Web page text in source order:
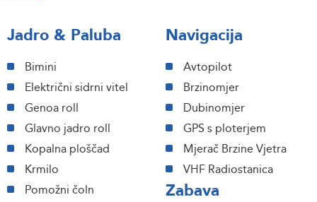
Jadro & Paluba
Bimini
Električni sidrni vitel
Genoa roll
Glavno jadro roll
Kopalna ploščad
Krmilo
Pomožni čoln
Navigacija
Avtopilot
Brzinomjer
Dubinomjer
GPS s ploterjem
Mjerač Brzine Vjetra
VHF Radiostanica
Zabava